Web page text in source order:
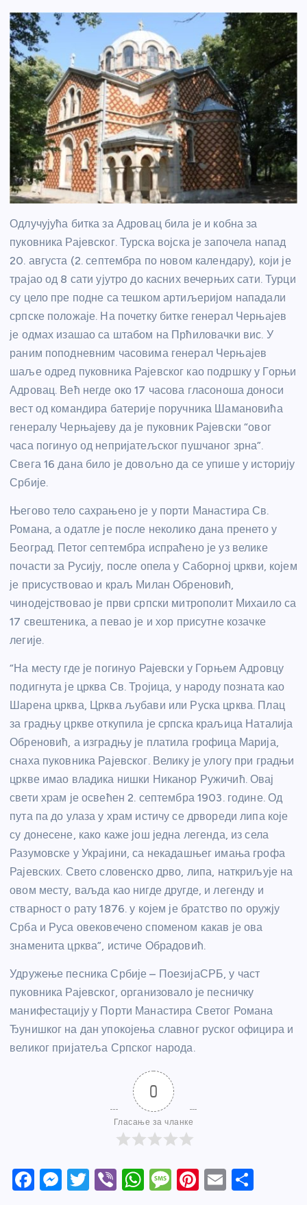
Одлучујућа битка за Адровац била је и кобна за
пуковника Рајевског. Турска војска је започела напад
20. августа (2. септембра по новом календару), који је
трајао од 8 сати ујутро до касних вечерњих сати. Турци
су цело пре подне са тешком артиљеријом нападали
српске положаје. На почетку битке генерал Черњајев
је одмах изашао са штабом на Прћиловачки вис. У
раним поподневним часовима генерал Черњајев
шаље одред пуковника Рајевског као подршку у Горњи
Адровац. Већ негде око 17 часова гласоноша доноси
вест од командира батерије поручника Шамановића
генералу Черњајеву да је пуковник Рајевски “овог
часа погинуо од непријатељског пушчаног зрна”.
Свега 16 дана било је довољно да се упише у историју
Србије.
Његово тело сахрањено је у порти Манастира Св.
Романа, а одатле је после неколико дана пренето у
Београд. Петог септембра испраћено је уз велике
почасти за Русију, после опела у Саборној цркви, којем
је присуствовао и краљ Милан Обреновић,
чинодејствовао је први српски митрополит Михаило са
17 свештеника, а певао је и хор присутне козачке
легије.
“На месту где је погинуо Рајевски у Горњем Адровцу
подигнута је црква Св. Тројица, у народу позната као
Шарена црква, Црква љубави или Руска црква. Плац
за градњу цркве откупила је српска краљица Наталија
Обреновић, а изградњу је платила грофица Марија,
снаха пуковника Рајевског. Велику је улогу при градњи
цркве имао владика нишки Никанор Ружичић. Овај
свети храм је освећен 2. септембра 1903. године. Од
пута па до улаза у храм истичу се дрвореди липа које
су донесене, како каже још једна легенда, из села
Разумовске у Украјини, са некадашњег имања грофа
Рајевских. Свето словенско дрво, липа, наткриљује на
овом месту, ваљда као нигде другде, и легенду и
стварност о рату 1876. у којем је братство по оружју
Срба и Руса овековечено споменом какав је ова
знаменита црква”, истиче Обрадовић.
Удружење песника Србије – ПоезијаСРБ, у част
пуковника Рајевског, организовало је песничку
манифестацију у Порти Манастира Светог Романа
Ђунишког на дан упокојења славног руског официра и
великог пријатеља Српског народа.
0
Гласање за чланке
F
M
T
Vi W M
Pi
E